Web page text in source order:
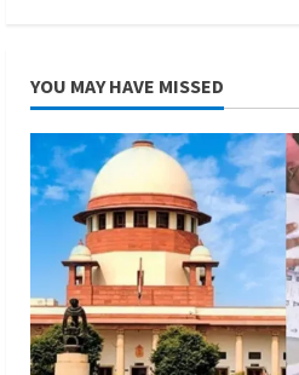
YOU MAY HAVE MISSED